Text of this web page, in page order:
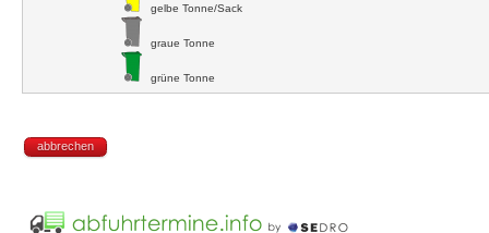
gelbe Tonne/Sack
graue Tonne
grüne Tonne
abbrechen